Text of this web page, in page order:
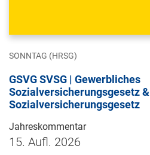
SONNTAG (HRSG)
GSVG SVSG | Gewerbliches
Sozialversicherungsgesetz
Sozialversicherungsgesetz
Jahreskommentar
15. Aufl. 2026